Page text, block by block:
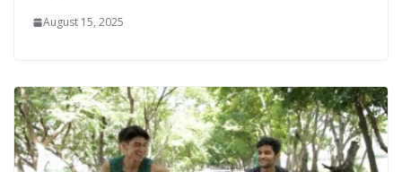
August 15, 2025